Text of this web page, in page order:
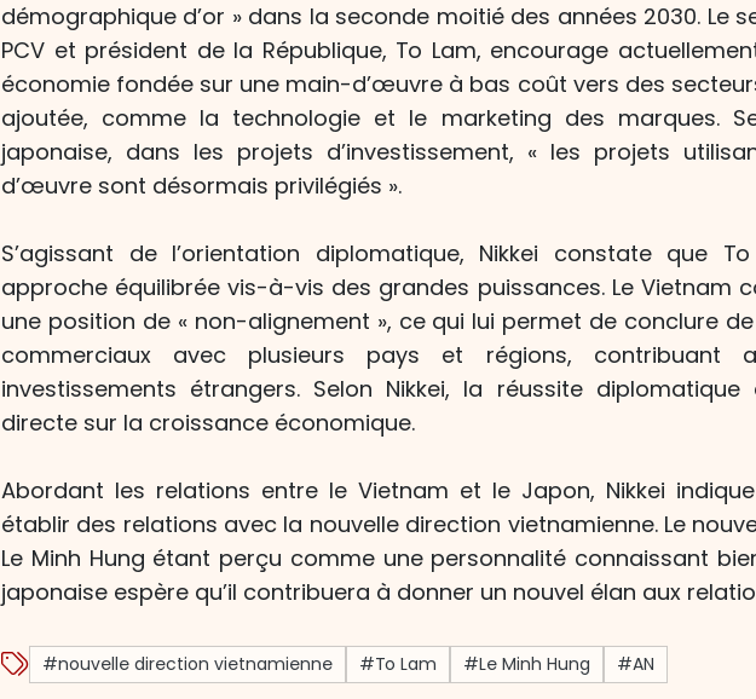
démographique d’or » dans la seconde moitié des années 2030. Le
PCV et président de la République, To Lam, encourage
économie fondée sur une main-d’œuvre à bas coût vers des
ajoutée, comme la technologie et le marketing des marques.
japonaise, dans les projets d’investissement, « les projets
d’œuvre sont désormais privilégiés ».
S’agissant de l’orientation diplomatique, Nikkei constate que
approche équilibrée vis-à-vis des grandes puissances. Le Vietnam
une position de « non-alignement », ce qui lui permet de conclure
commerciaux avec plusieurs pays et régions,
investissements étrangers. Selon Nikkei, la réussite
directe sur la croissance économique.
Abordant les relations entre le Vietnam et le Japon, Nikkei
établir des relations avec la nouvelle direction vietnamienne. Le
Le Minh Hung étant perçu comme une personnalité connaissant
japonaise espère qu’il contribuera à donner un nouvel élan aux
#nouvelle direction vietnamienne #To Lam #Le Minh Hung #AN